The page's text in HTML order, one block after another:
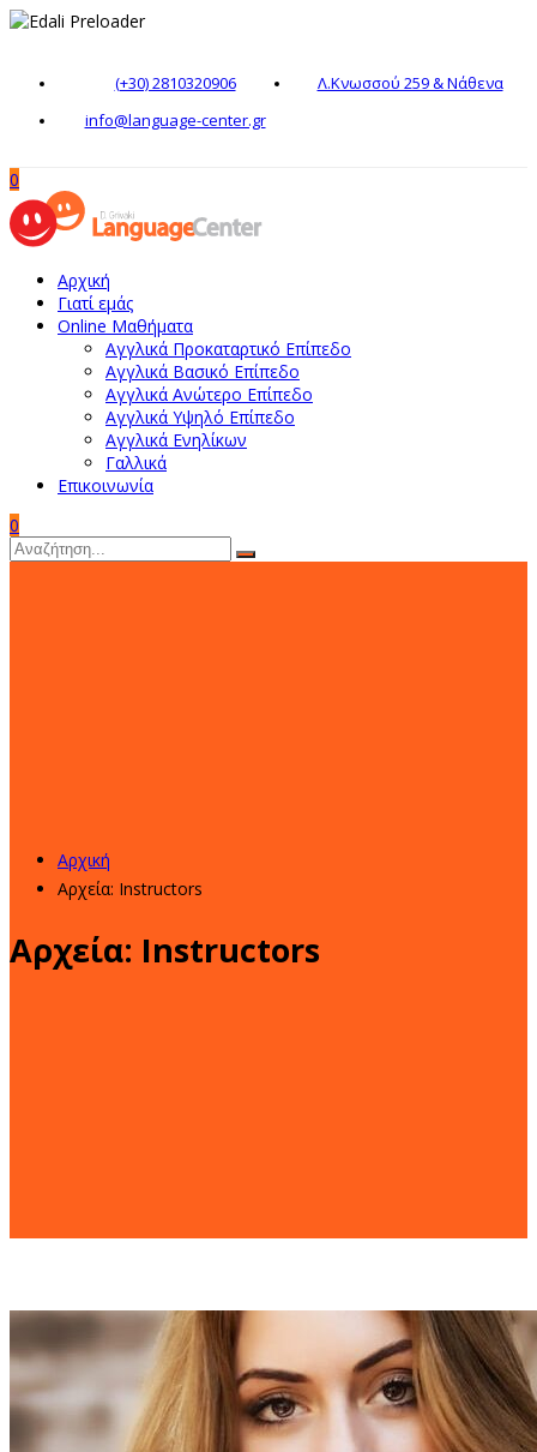
(+30) 2810320906
Λ.Κνωσσού 259 & Νάθενα
info@language-center.gr
0
Αρχική
Γιατί εμάς
Online Μαθήματα
Αγγλικά Προκαταρτικό Επίπεδο
Αγγλικά Βασικό Επίπεδο
Αγγλικά Ανώτερο Επίπεδο
Αγγλικά Υψηλό Επίπεδο
Αγγλικά Ενηλίκων
Γαλλικά
Επικοινωνία
0
Αρχική
Αρχεία: Instructors
Αρχεία: Instructors